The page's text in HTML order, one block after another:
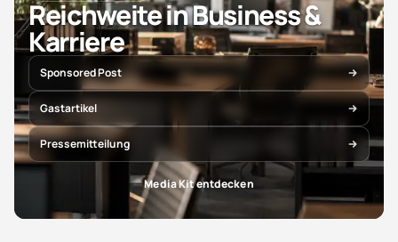
Reichweite in Business &
Karriere
Sponsored Post
Gastartikel
Pressemitteilung
Media Kit entdecken